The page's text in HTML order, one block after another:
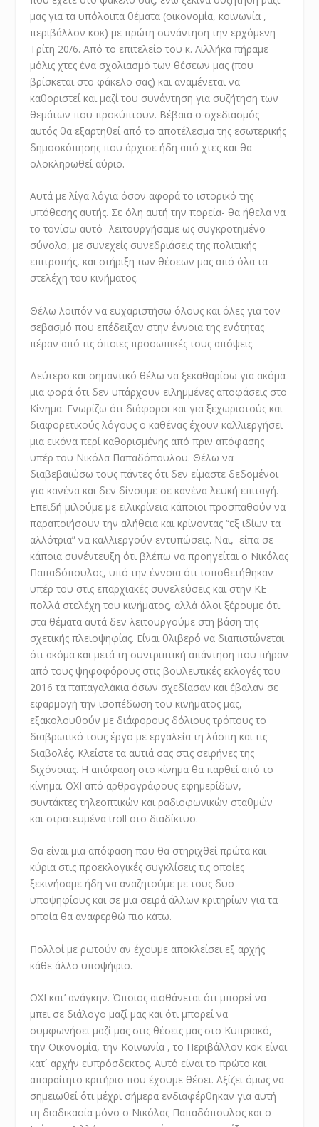
μας για τα υπόλοιπα θέματα (οικονομία, κοινωνία ,
περιβάλλον κοκ) με πρώτη συνάντηση την ερχόμενη
Τρίτη 20/6. Από το επιτελείο του κ. Λιλλήκα πήραμε
μόλις χτες ένα σχολιασμό των θέσεων μας (που
βρίσκεται στο φάκελο σας) και αναμένεται να
καθοριστεί και μαζί του συνάντηση για συζήτηση των
θεμάτων που προκύπτουν. Βέβαια ο σχεδιασμός
αυτός θα εξαρτηθεί από το αποτέλεσμα της εσωτερικής
δημοσκόπησης που άρχισε ήδη από χτες και θα
ολοκληρωθεί αύριο.
Αυτά με λίγα λόγια όσον αφορά το ιστορικό της
υπόθεσης αυτής. Σε όλη αυτή την πορεία- θα ήθελα να
το τονίσω αυτό- λειτουργήσαμε ως συγκροτημένο
σύνολο, με συνεχείς συνεδριάσεις της πολιτικής
επιτροπής, και στήριξη των θέσεων μας από όλα τα
στελέχη του κινήματος.
Θέλω λοιπόν να ευχαριστήσω όλους και όλες για τον
σεβασμό που επέδειξαν στην έννοια της ενότητας
πέραν από τις όποιες προσωπικές τους απόψεις.
Δεύτερο και σημαντικό θέλω να ξεκαθαρίσω για ακόμα
μια φορά ότι δεν υπάρχουν ειλημμένες αποφάσεις στο
Κίνημα. Γνωρίζω ότι διάφοροι και για ξεχωριστούς και
διαφορετικούς λόγους ο καθένας έχουν καλλιεργήσει
μια εικόνα περί καθορισμένης από πριν απόφασης
υπέρ του Νικόλα Παπαδόπουλου. Θέλω να
διαβεβαιώσω τους πάντες ότι δεν είμαστε δεδομένοι
για κανένα και δεν δίνουμε σε κανένα λευκή επιταγή.
Επειδή μιλούμε με ειλικρίνεια κάποιοι προσπαθούν να
παραποιήσουν την αλήθεια και κρίνοντας “εξ ιδίων τα
αλλότρια” να καλλιεργούν εντυπώσεις. Ναι, είπα σε
κάποια συνέντευξη ότι βλέπω να προηγείται ο Νικόλας
Παπαδόπουλος, υπό την έννοια ότι τοποθετήθηκαν
υπέρ του στις επαρχιακές συνελεύσεις και στην ΚΕ
πολλά στελέχη του κινήματος, αλλά όλοι ξέρουμε ότι
στα θέματα αυτά δεν λειτουργούμε στη βάση της
σχετικής πλειοψηφίας. Είναι θλιβερό να διαπιστώνεται
ότι ακόμα και μετά τη συντριπτική απάντηση που πήραν
από τους ψηφοφόρους στις βουλευτικές εκλογές του
2016 τα παπαγαλάκια όσων σχεδίασαν και έβαλαν σε
εφαρμογή την ισοπέδωση του κινήματος μας,
εξακολουθούν με διάφορους δόλιους τρόπους το
διαβρωτικό τους έργο με εργαλεία τη λάσπη και τις
διαβολές. Κλείστε τα αυτιά σας στις σειρήνες της
διχόνοιας. Η απόφαση στο κίνημα θα παρθεί από το
κίνημα. ΟΧΙ από αρθρογράφους εφημερίδων,
συντάκτες τηλεοπτικών και ραδιοφωνικών σταθμών
και στρατευμένα troll στο διαδίκτυο.
Θα είναι μια απόφαση που θα στηριχθεί πρώτα και
κύρια στις προεκλογικές συγκλίσεις τις οποίες
ξεκινήσαμε ήδη να αναζητούμε με τους δυο
υποψηφίους και σε μια σειρά άλλων κριτηρίων για τα
οποία θα αναφερθώ πιο κάτω.
Πολλοί με ρωτούν αν έχουμε αποκλείσει εξ αρχής
κάθε άλλο υποψήφιο.
ΟΧΙ κατ’ ανάγκην. Όποιος αισθάνεται ότι μπορεί να
μπει σε διάλογο μαζί μας και ότι μπορεί να
συμφωνήσει μαζί μας στις θέσεις μας στο Κυπριακό,
την Οικονομία, την Κοινωνία , το Περιβάλλον κοκ είναι
κατ´ αρχήν ευπρόσδεκτος. Αυτό είναι το πρώτο και
απαραίτητο κριτήριο που έχουμε θέσει. Αξίζει όμως να
σημειωθεί ότι μέχρι σήμερα ενδιαφέρθηκαν για αυτή
τη διαδικασία μόνο ο Νικόλας Παπαδόπουλος και ο